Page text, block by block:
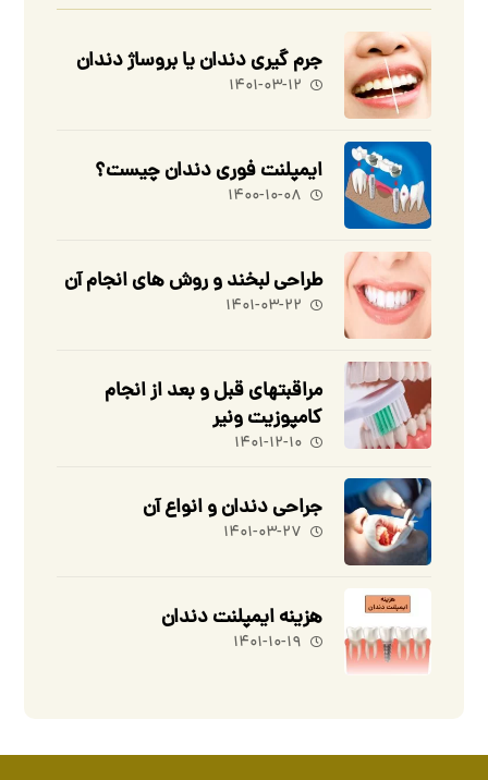
جرم گیری دندان یا بروساژ دندان
۱۴۰۱-۰۳-۱۲
ایمپلنت فوری دندان چیست؟
۱۴۰۰-۱۰-۰۸
طراحی لبخند و روش های انجام آن
۱۴۰۱-۰۳-۲۲
مراقبتهای قبل و بعد از انجام
کامپوزیت ونیر
۱۴۰۱-۱۲-۱۰
جراحی دندان و انواع آن
۱۴۰۱-۰۳-۲۷
هزینه ایمپلنت دندان
۱۴۰۱-۱۰-۱۹